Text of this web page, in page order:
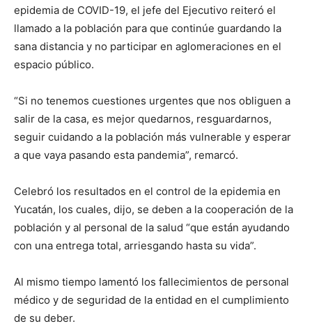
epidemia de COVID-19, el jefe del Ejecutivo reiteró el
llamado a la población para que continúe guardando la
sana distancia y no participar en aglomeraciones en el
espacio público.
“Si no tenemos cuestiones urgentes que nos obliguen a
salir de la casa, es mejor quedarnos, resguardarnos,
seguir cuidando a la población más vulnerable y esperar
a que vaya pasando esta pandemia”, remarcó.
Celebró los resultados en el control de la epidemia en
Yucatán, los cuales, dijo, se deben a la cooperación de la
población y al personal de la salud “que están ayudando
con una entrega total, arriesgando hasta su vida”.
Al mismo tiempo lamentó los fallecimientos de personal
médico y de seguridad de la entidad en el cumplimiento
de su deber.